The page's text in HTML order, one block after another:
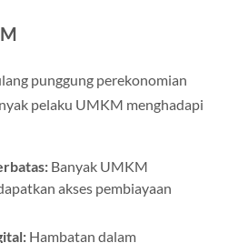
punggung perekonomian
pelaku UMKM menghadapi
Banyak UMKM
akses pembiayaan
Hambatan dalam